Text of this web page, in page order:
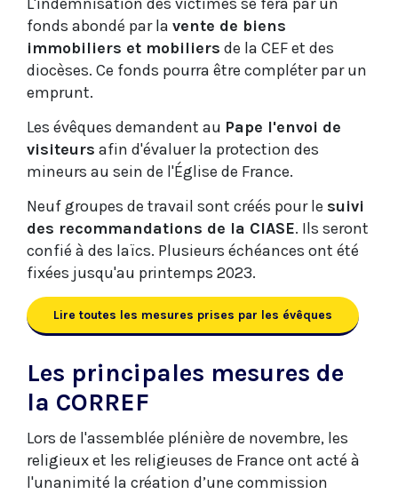
fonds abondé par la vente de biens
immobiliers et mobiliers de la CEF et des
diocèses. Ce fonds pourra être compléter par un
emprunt.
Les évêques demandent au Pape l'envoi de
visiteurs afin d'évaluer la protection des
mineurs au sein de l'Église de France.
Neuf groupes de travail sont créés pour le suivi
des recommandations de la CIASE. Ils seront
confié à des laïcs. Plusieurs échéances ont été
fixées jusqu'au printemps 2023.
Lire toutes les mesures prises par les évêques
Les principales mesures de
la CORREF
Lors de l'assemblée plénière de novembre, les
religieux et les religieuses de France ont acté à
l'unanimité la création d’une commission